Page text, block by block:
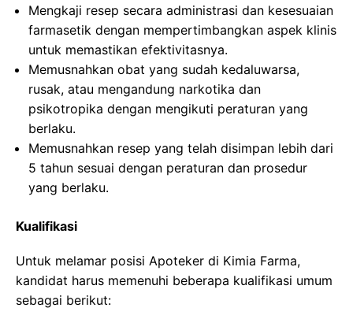
Mengkaji resep secara administrasi dan kesesuaian
farmasetik dengan mempertimbangkan aspek klinis
untuk memastikan efektivitasnya.
Memusnahkan obat yang sudah kedaluwarsa,
rusak, atau mengandung narkotika dan
psikotropika dengan mengikuti peraturan yang
berlaku.
Memusnahkan resep yang telah disimpan lebih dari
5 tahun sesuai dengan peraturan dan prosedur
yang berlaku.
Kualifikasi
Untuk melamar posisi Apoteker di Kimia Farma,
kandidat harus memenuhi beberapa kualifikasi umum
sebagai berikut: